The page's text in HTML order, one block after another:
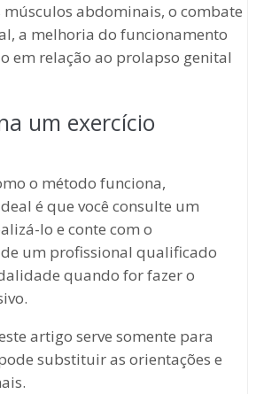
abdominais, o combate
a melhoria do funcionamento
em relação ao prolapso genital
um exercício
o método funciona,
é que você consulte um
lo e conte com o
um profissional qualificado
quando for fazer o
artigo serve somente para
substituir as orientações e